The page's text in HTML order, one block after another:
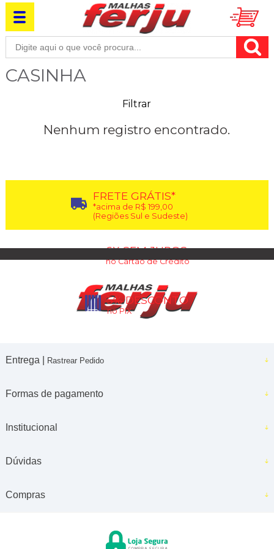
CASINHA
Filtrar
Nenhum registro encontrado.
FRETE GRÁTIS*
*acima de R$ 199,00
(Regiões Sul e Sudeste)
6X SEM JUROS
no Cartão de Crédito
5% DESCONTO
no PIX
Entrega | Rastrear Pedido
Formas de pagamento
Institucional
Dúvidas
Compras